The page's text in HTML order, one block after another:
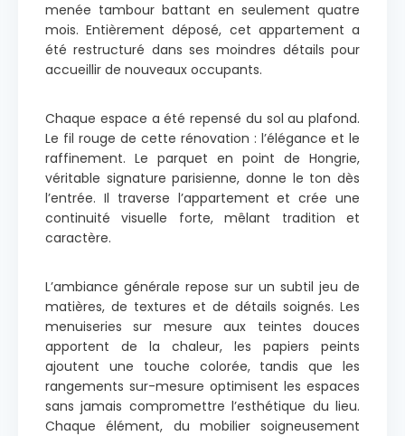
menée tambour battant en seulement quatre
mois. Entièrement déposé, cet appartement a
été restructuré dans ses moindres détails pour
accueillir de nouveaux occupants.
Chaque espace a été repensé du sol au plafond.
Le fil rouge de cette rénovation : l’élégance et le
raffinement. Le parquet en point de Hongrie,
véritable signature parisienne, donne le ton dès
l’entrée. Il traverse l’appartement et crée une
continuité visuelle forte, mêlant tradition et
caractère.
L’ambiance générale repose sur un subtil jeu de
matières, de textures et de détails soignés. Les
menuiseries sur mesure aux teintes douces
apportent de la chaleur, les papiers peints
ajoutent une touche colorée, tandis que les
rangements sur-mesure optimisent les espaces
sans jamais compromettre l’esthétique du lieu.
Chaque élément, du mobilier soigneusement